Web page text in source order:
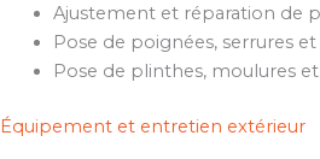
Ajustement et réparation de
Pose de poignées, serrures
Pose de plinthes, moulures
Équipement et entretien extérieur